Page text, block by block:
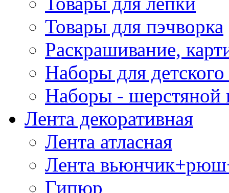
Товары для пэчворка
Раскрашивание,
Наборы для
Наборы - шерстяной
Лента декоративная
Лента атласная
Лента
Гипюр